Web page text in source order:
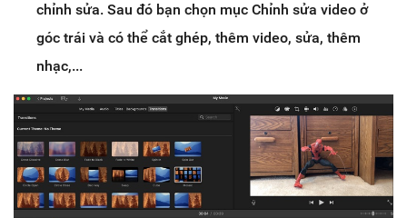
chỉnh sửa. Sau đó bạn chọn mục Chỉnh sửa video ở
góc trái và có thể cắt ghép, thêm video, sửa, thêm
nhạc,...